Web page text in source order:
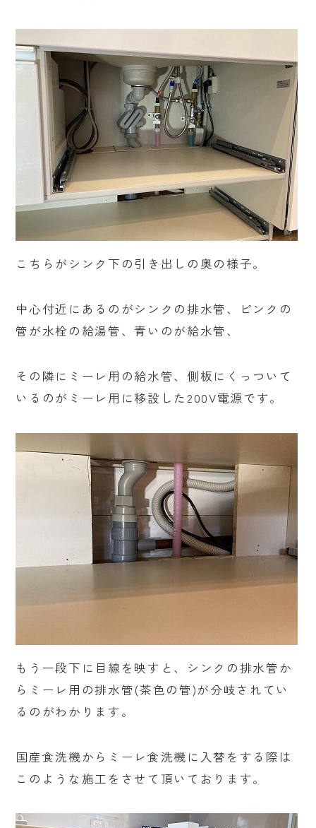
こちらがシンク下の引き出しの奥の様子。
中心付近にあるのがシンクの排水管、ピンクの
管が水栓の給湯管、青いのが給水管、
その隣にミーレ用の給水管、側板にくっついて
いるのがミーレ用に移設した200V電源です。
もう一段下に目線を映すと、シンクの排水管か
らミーレ用の排水管(茶色の管)が分岐されてい
るのがわかります。
国産食洗機からミーレ食洗機に入替をする際は
このような施工をさせて頂いております。